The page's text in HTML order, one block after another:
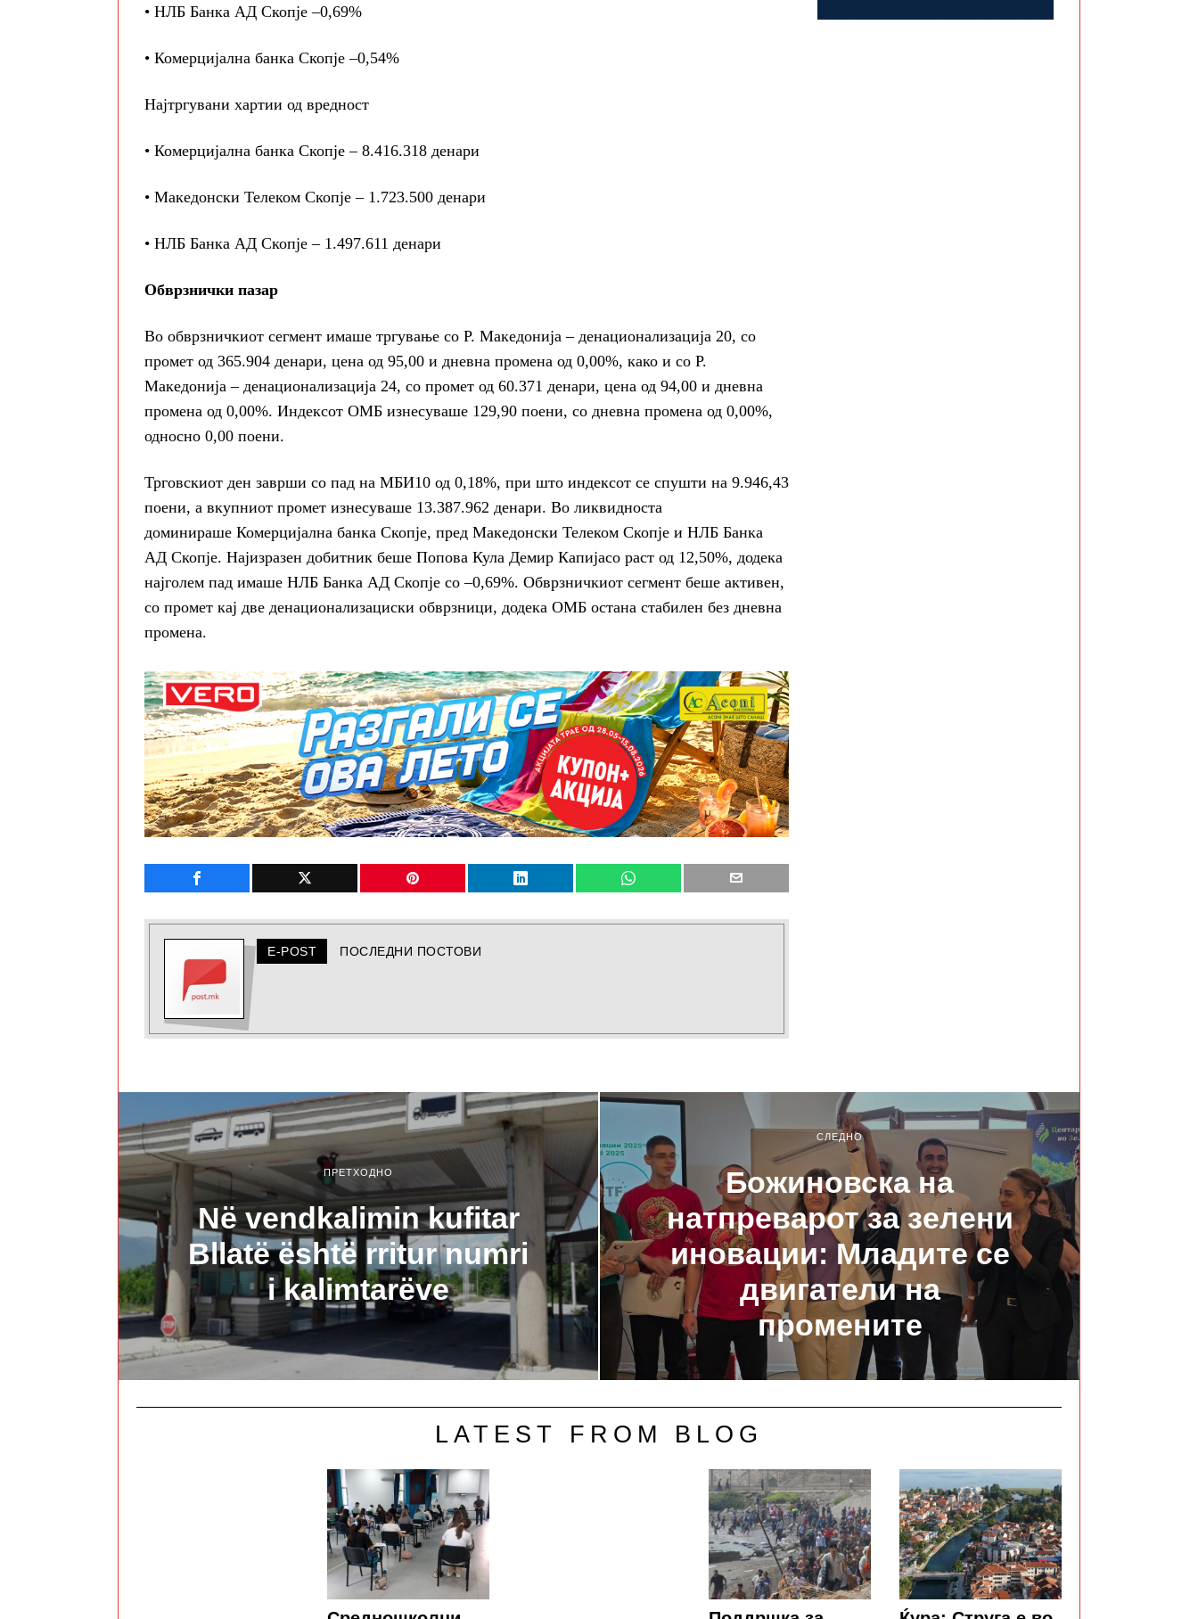
• НЛБ Банка АД Скопје –0,69%
• Комерцијална банка Скопје –0,54%
Најтргувани хартии од вредност
• Комерцијална банка Скопје – 8.416.318 денари
• Македонски Телеком Скопје – 1.723.500 денари
• НЛБ Банка АД Скопје – 1.497.611 денари
Обврзнички пазар
Во обврзничкиот сегмент имаше тргување со Р. Македонија – денационализација 20, со
промет од 365.904 денари, цена од 95,00 и дневна промена од 0,00%, како и со Р.
Македонија – денационализација 24, со промет од 60.371 денари, цена од 94,00 и дневна
промена од 0,00%. Индексот ОМБ изнесуваше 129,90 поени, со дневна промена од 0,00%,
односно 0,00 поени.
Трговскиот ден заврши со пад на МБИ10 од 0,18%, при што индексот се спушти на 9.946,43
поени, а вкупниот промет изнесуваше 13.387.962 денари. Во ликвидноста
доминираше Комерцијална банка Скопје, пред Македонски Телеком Скопје и НЛБ Банка
АД Скопје. Најизразен добитник беше Попова Кула Демир Капијасо раст од 12,50%, додека
најголем пад имаше НЛБ Банка АД Скопје со –0,69%. Обврзничкиот сегмент беше активен,
со промет кај две денационализациски обврзници, додека ОМБ остана стабилен без дневна
промена.
E-POST ПОСЛЕДНИ ПОСТОВИ
ПРЕТХОДНО
Në vendkalimin kufitar
Bllatë është rritur numri
i kalimtarëve
СЛЕДНО
Божиновска на
натпреварот за зелени
иновации: Младите се
двигатели на
промените
LATEST FROM BLOG